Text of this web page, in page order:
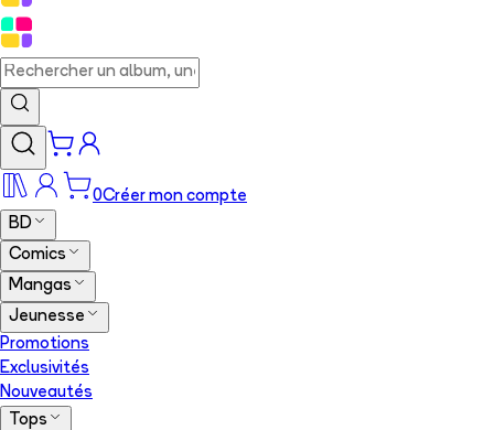
0Créer mon compte
BD
Comics
Mangas
Jeunesse
Promotions
Exclusivités
Nouveautés
Tops